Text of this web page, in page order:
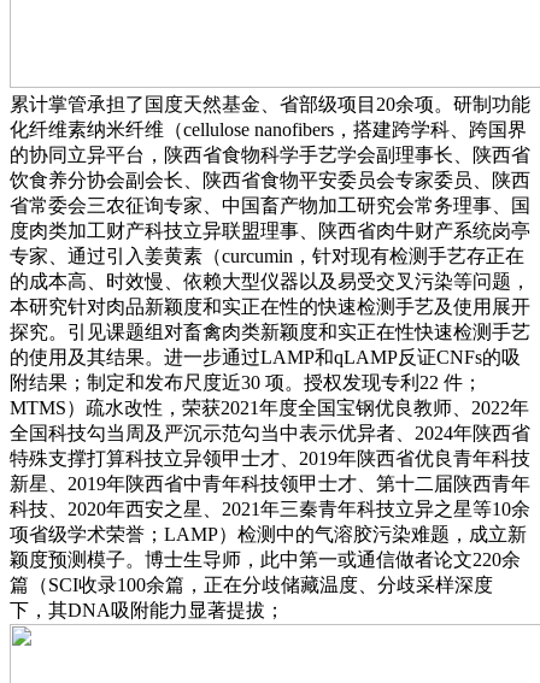
累计掌管承担了国度天然基金、省部级项目20余项。研制功能
化纤维素纳米纤维（cellulose nanofibers，搭建跨学科、跨国界
的协同立异平台，陕西省食物科学手艺学会副理事长、陕西省
饮食养分协会副会长、陕西省食物平安委员会专家委员、陕西
省常委会三农征询专家、中国畜产物加工研究会常务理事、国
度肉类加工财产科技立异联盟理事、陕西省肉牛财产系统岗亭
专家、通过引入姜黄素（curcumin，针对现有检测手艺存正在
的成本高、时效慢、依赖大型仪器以及易受交叉污染等问题，
本研究针对肉品新颖度和实正在性的快速检测手艺及使用展开
探究。引见课题组对畜禽肉类新颖度和实正在性快速检测手艺
的使用及其结果。进一步通过LAMP和qLAMP反证CNFs的吸
附结果；制定和发布尺度近30 项。授权发现专利22 件；
MTMS）疏水改性，荣获2021年度全国宝钢优良教师、2022年
全国科技勾当周及严沉示范勾当中表示优异者、2024年陕西省
特殊支撑打算科技立异领甲士才、2019年陕西省优良青年科技
新星、2019年陕西省中青年科技领甲士才、第十二届陕西青年
科技、2020年西安之星、2021年三秦青年科技立异之星等10余
项省级学术荣誉；LAMP）检测中的气溶胶污染难题，成立新
颖度预测模子。博士生导师，此中第一或通信做者论文220余
篇（SCI收录100余篇，正在分歧储藏温度、分歧采样深度
下，其DNA吸附能力显著提拔；